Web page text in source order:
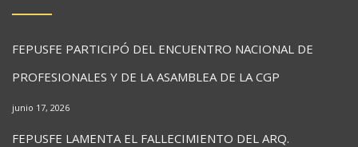
FEPUSFE PARTICIPÓ DEL ENCUENTRO NACIONAL DE
PROFESIONALES Y DE LA ASAMBLEA DE LA CGP
junio 17, 2026
FEPUSFE LAMENTA EL FALLECIMIENTO DEL ARQ.